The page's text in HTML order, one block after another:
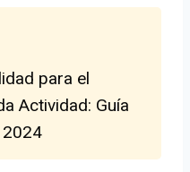
para el
Actividad: Guía
2024